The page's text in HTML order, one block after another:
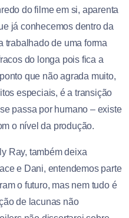
do filme em si, aparenta
já conhecemos dentro da
trabalhado de uma forma
do longa pois fica a
que não agrada muito,
especiais, é a transição
passa por humano – existe
o nível da produção.
Ray, também deixa
e Dani, entendemos parte
o futuro, mas nem tudo é
de lacunas não